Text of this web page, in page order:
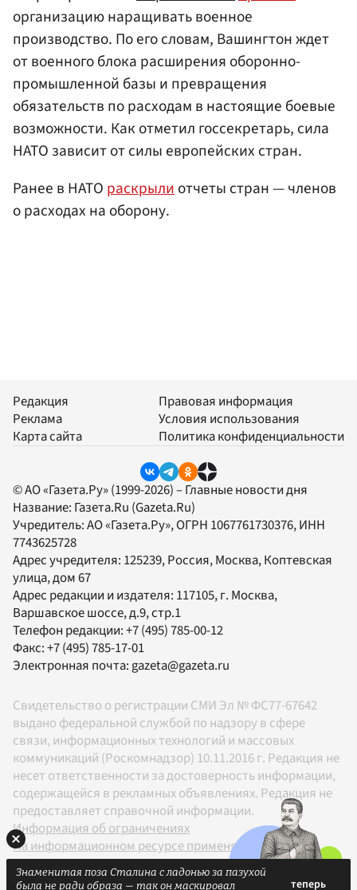
организацию наращивать военное
производство. По его словам, Вашингтон ждет
от военного блока расширения оборонно-
промышленной базы и превращения
обязательств по расходам в настоящие боевые
возможности. Как отметил госсекретарь, сила
НАТО зависит от силы европейских стран.
Ранее в НАТО раскрылиотчеты стран — членов
о расходах на оборону.
Редакция
Реклама
Карта сайта
Правовая информация
Условия использования
Политика конфиденциальности
© АО «Газета.Ру» (1999-2026) – Главные новости дня
Название: Газета.Ru (Gazeta.Ru)
Учредитель:АО «Газета.Ру», ОГРН 1067761730376, ИНН
7743625728
Адрес учредителя: 125239, Россия, Москва, Коптевская
улица, дом 67
Адрес редакции и издателя: 117105, г. Москва,
Варшавское шоссе, д.9, стр.1
Телефон редакции:+7 (495) 785-00-12
Факс:+7 (495) 785-17-01
Электронная почта: gazeta@gazeta.ru
Свидетельство о регистрации СМИ Эл № ФС77-67642
выдано федеральной службой по надзору в сфере
связи, информационных технологий и массовых
коммуникаций (Роскомнадзор) 10.11.2016 г. Редакция не
несет ответственности за достоверность информации,
содержащейся в рекламных объявлениях. Редакция не
предоставляет справочной информации.
Информация об ограничениях
На информационном ресурсе применяются
рекомендательные технологии в соответствии с
Правилами
Знаменитая поза Сталина с ладонью за пазухой
была не ради образа — так он маскировал